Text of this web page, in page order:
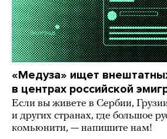
«Медуза» ищет
в центрах российской
Если вы живете в Сербии,
и других странах, где большое
комьюнити, — напишите нам!